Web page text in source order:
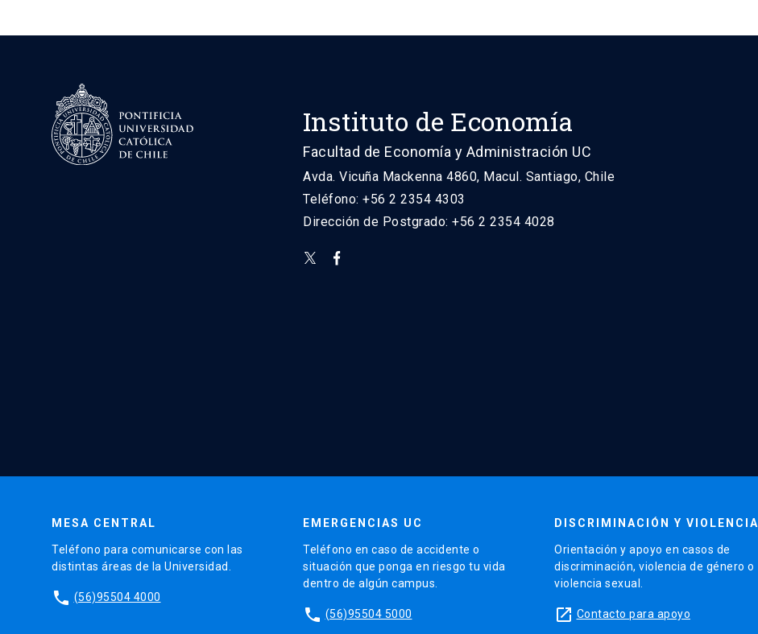
Instituto de Economía
Facultad de Economía y Administración UC
Avda. Vicuña Mackenna 4860, Macul. Santiago, Chile
Teléfono: +56 2 2354 4303
Dirección de Postgrado: +56 2 2354 4028
MESA CENTRAL
Teléfono para comunicarse con las
distintas áreas de la Universidad.
phone (56)95504 4000
EMERGENCIAS UC
Teléfono en caso de accidente o
situación que ponga en riesgo tu vida
dentro de algún campus.
phone (56)95504 5000
DISCRIMINACIÓN Y VIOLENCIA
Orientación y apoyo en casos de
discriminación, violencia de género o
violencia sexual.
launch Contacto para apoyo